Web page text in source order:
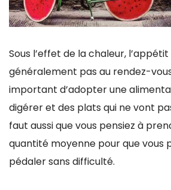
Sous l’effet de la chaleur, l’appétit
généralement pas au rendez-
important d’adopter une
digérer et des plats qui ne vont
faut aussi que vous pensiez à
quantité moyenne pour que vous
pédaler sans difficulté.